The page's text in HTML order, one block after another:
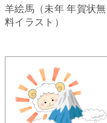
羊絵馬（未年 年賀状無
料イラスト）